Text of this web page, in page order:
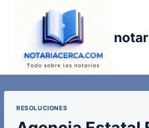
RESOLUCIONES